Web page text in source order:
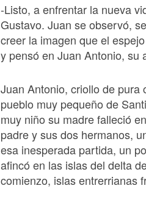
-Listo, a enfrentar la nueva
Gustavo. Juan se observó,
creer la imagen que el
y pensó en Juan Antonio, su
Juan Antonio, criollo de pura
pueblo muy pequeño de
muy niño su madre falleció
padre y sus dos hermanos,
esa inesperada partida, un
afincó en las islas del delta
comienzo, islas entrerrianas